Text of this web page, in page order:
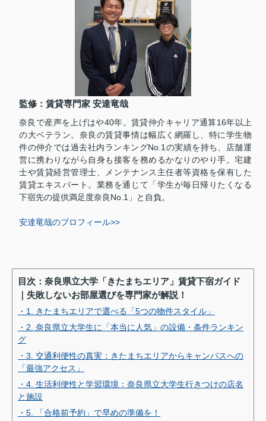
監修：賃貸専門家 安達竜哉
奈良で産声を上げはや40年。賃貸仲介キャリア通算16年以上
の大ベテラン。奈良の賃貸事情は幅広く網羅し、特に学生物
件の仲介では過去社内ランキングNo.1の実績を持ち、店舗運
営に携わりながら自身も接客を務めるかなりのやり手。宅建
士や賃貸経営管理士、メンテナンス主任者等資格を保有した
賃貸エキスパート。業務を通じて「学生が毎日帰りたくなる
下宿先の提供満足度奈良No.1」と自負。
安達竜哉のプロフィール>>
目次：奈良県立大学「きたまちエリア」賃貸下宿ガイド
｜失敗しないお部屋選びを専門家が解説！
・1. きたまちエリアで選べる「5つの物件スタイル」
・2. 奈良県立大学生に「本当に人気」の設備・条件ランキン
グ
・3. 交通利便性の真実：きたまちエリアからキャンパスへの
「最強アクセス」
・4. 生活利便性と学習環境：奈良県立大学生行きつけの店名
と施設
・5. 「合格前予約」で早めの準備を！